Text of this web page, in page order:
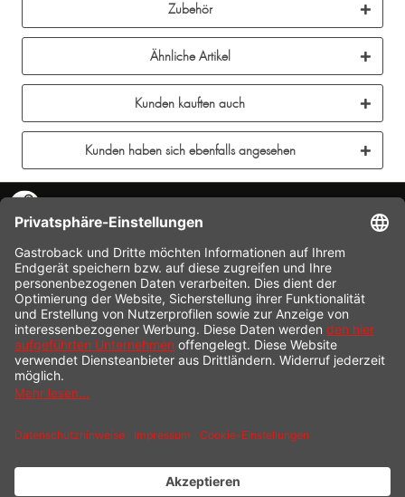
Zubehör
Ähnliche Artikel
Kunden kauften auch
Kunden haben sich ebenfalls angesehen
SERVICE HOTLINE
INFORMATION
SHOP SERVICE